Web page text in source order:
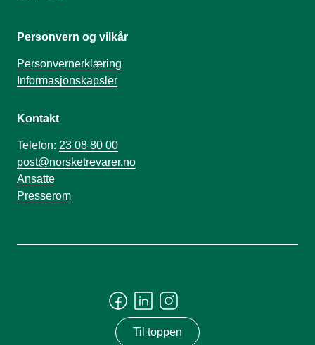
Personvern og vilkår
Personvernerklæring
Informasjonskapsler
Kontakt
Telefon: 23 08 80 00
post@norsketrevarer.no
Ansatte
Presserom
Til toppen